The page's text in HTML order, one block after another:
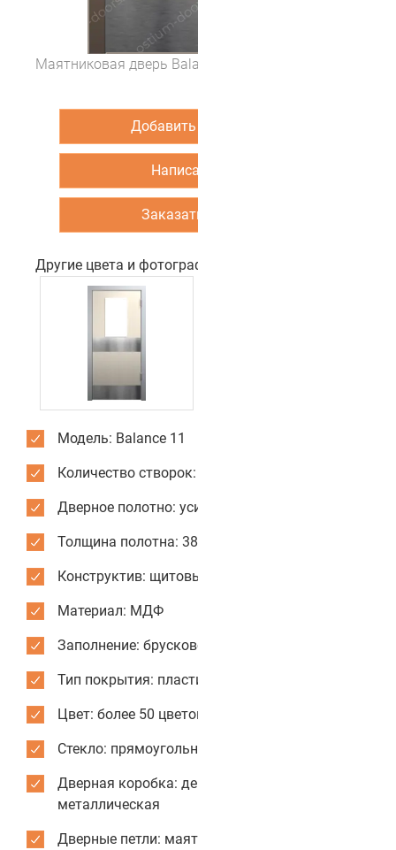
Маятниковая дверь Balance 11 (цвет Серая луна)
Добавить в корзину
Написать нам
Заказать звонок
Другие цвета и фотографии двери
Модель: Balance 11
Количество створок: одностворчатые
Дверное полотно: усиленное
Толщина полотна: 38 мм
Конструктив: щитовые двери
Материал: МДФ
Заполнение: брусковое
Тип покрытия: пластик CPL
Цвет: более 50 цветов и текстур для отделки
Стекло: прямоугольное
Дверная коробка: деревянная или
металлическая
Дверные петли: маятниковые усиленные